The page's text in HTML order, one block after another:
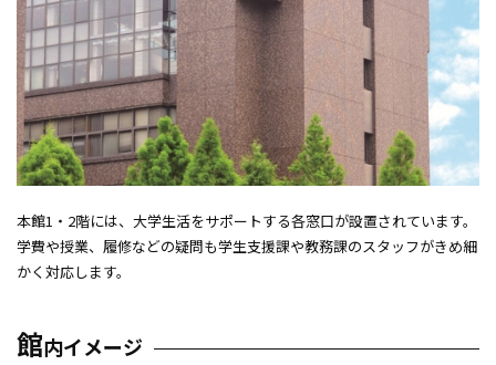
Re/Ra/Ku
研究棟
9号館
本館
総合体育館
グラウンド
ユニバーシティ・コモンズ リアクト
本館1・2階には、大学生活をサポートする各窓口が設置されています。
学費や授業、履修などの疑問も学生支援課や教務課のスタッフがきめ細
かく対応します。
館内イメージ